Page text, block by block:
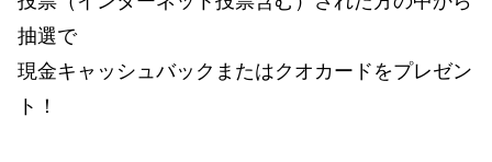
抽選で
現金キャッシュバックまたはクオカードをプレゼン
ト！